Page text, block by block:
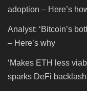
adoption – Here’s
Analyst: ‘Bitcoin’s
– Here’s why
‘Makes ETH less
sparks DeFi backlash